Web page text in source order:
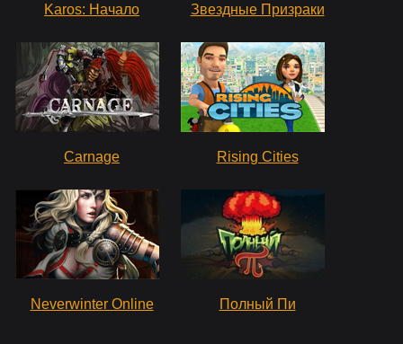
Karos: Начало Звездные Призраки
Carnage Rising Cities
Neverwinter Online Полный Пи